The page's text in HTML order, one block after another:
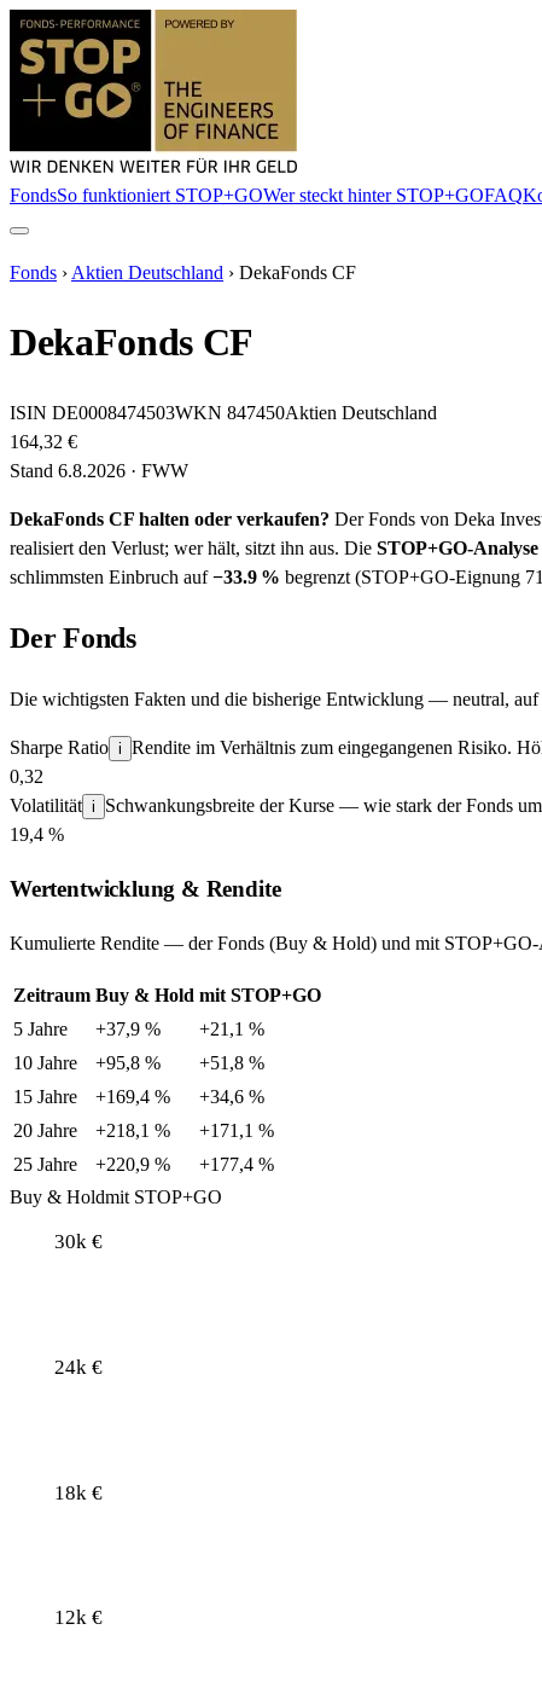
FondsSo funktioniert STOP+GOWer steckt hinter STOP+GOFAQ
Fonds › Aktien Deutschland › DekaFonds CF
DekaFonds CF
ISIN DE0008474503WKN 847450Aktien Deutschland
164,32 €
Stand 6.8.2026 · FWW
DekaFonds CF halten oder verkaufen? Der Fonds von Deka
realisiert den Verlust; wer hält, sitzt ihn aus. Die STOP+GO-Analyse
schlimmsten Einbruch auf−33.9 % begrenzt (STOP+GO-Eignung 71
Der Fonds
Die wichtigsten Fakten und die bisherige Entwicklung — neutral,
Sharpe Ratio i Rendite im Verhältnis zum eingegangenen Risiko.
0,32
Volatilität i
Schwankungsbreite der Kurse — wie stark der Fonds
19,4 %
Wertentwicklung & Rendite
Kumulierte Rendite — der Fonds (Buy & Hold) und mit STOP+GO-
Zeitraum Buy & Hold mit STOP+GO
5 Jahre
+37,9 %
+21,1 %
10 Jahre
+95,8 %
+51,8 %
15 Jahre
+169,4 %
+34,6 %
20 Jahre
+218,1 %
+171,1 %
25 Jahre
+220,9 %
+177,4 %
Buy & Holdmit STOP+GO
12k €
18k €
24k €
30k €